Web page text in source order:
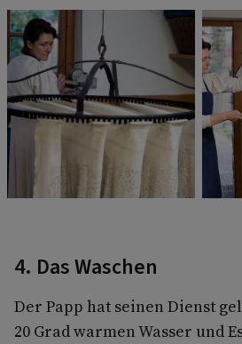
4. Das Waschen
Der Papp hat seinen Dienst
20 Grad warmen Wasser und